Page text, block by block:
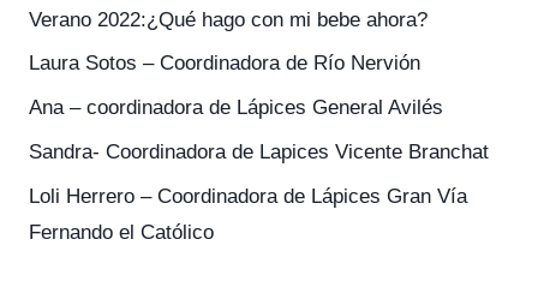
Verano 2022:¿Qué hago con mi bebe ahora?
Laura Sotos – Coordinadora de Río Nervión
Ana – coordinadora de Lápices General Avilés
Sandra- Coordinadora de Lapices Vicente Branchat
Loli Herrero – Coordinadora de Lápices Gran Vía
Fernando el Católico